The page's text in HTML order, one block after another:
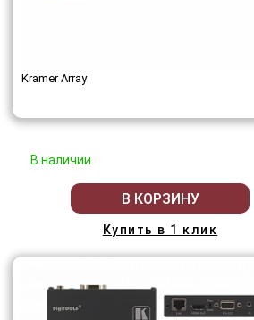
Kramer Array
В наличии
В КОРЗИНУ
Купить в 1 клик